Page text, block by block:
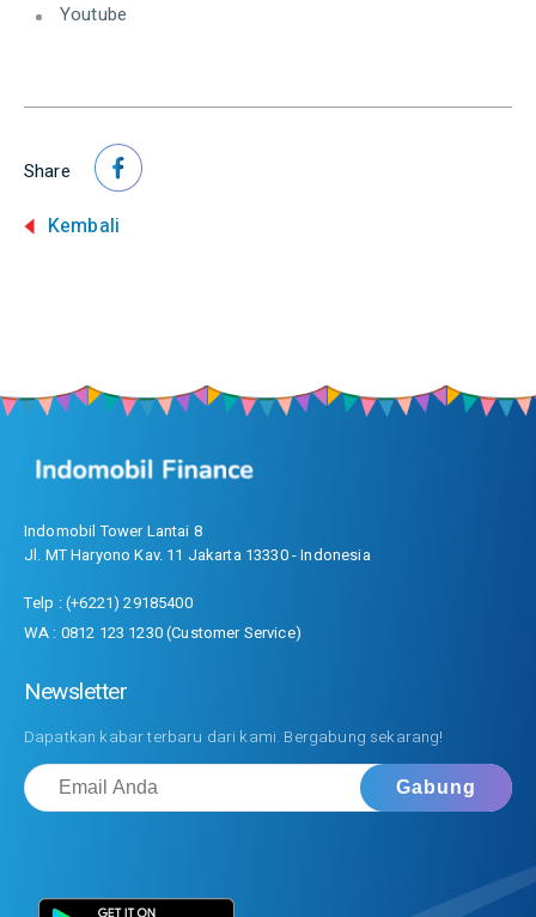
Youtube
Share
Kembali
Indomobil Tower Lantai 8
Jl. MT Haryono Kav. 11 Jakarta 13330 - Indonesia
Telp : (+6221) 29185400
WA : 0812 123 1230 (Customer Service)
Newsletter
Dapatkan kabar terbaru dari kami. Bergabung sekarang!